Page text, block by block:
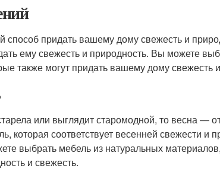
придать вашему дому свежесть и
ему свежесть и природность. Вы можете
также могут придать вашему дому свежесть
или выглядит старомодной, то весна —
которая соответствует весенней свежести и
выбрать мебель из натуральных
и свежесть.